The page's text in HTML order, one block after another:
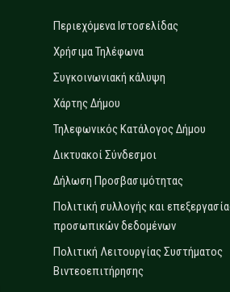
Περιεχόμενα Ιστοσελίδας
Χρήσιμα Τηλέφωνα
Συγκοινωνιακή κάλυψη
Χάρτης Δήμου
Τηλεφωνικός Κατάλογος Δήμου
Δικτυακοί Σύνδεσμοι
Δήλωση Προσβασιμότητας
Πολιτική συλλογής και
προσωπικών δεδομένων
Πολιτική Λειτουργίας Συστήματος
Βιντεοεπιτήρησης